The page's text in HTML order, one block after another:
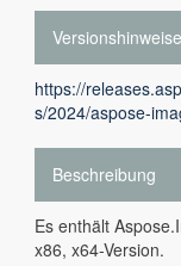
Versionshinweise
https://
s/2024/aspose-
Beschreibung
Es enthält
x86, x64-Version.